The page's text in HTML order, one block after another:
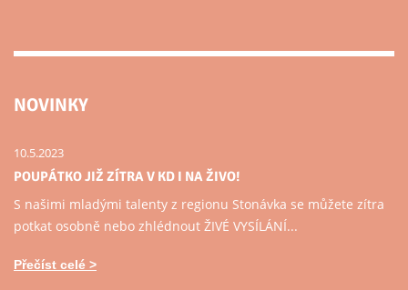
NOVINKY
10.5.2023
POUPÁTKO JIŽ ZÍTRA V KD I NA ŽIVO!
S našimi mladými talenty z regionu Stonávka se můžete zítra
potkat osobně nebo zhlédnout ŽIVÉ VYSÍLÁNÍ...
Přečíst celé